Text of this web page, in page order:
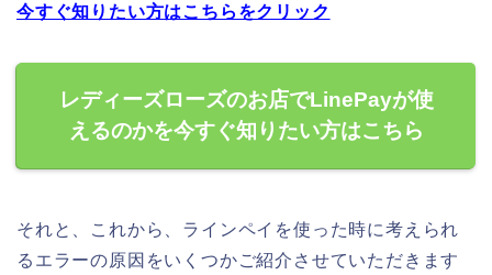
今すぐ知りたい方はこちらをクリック
レディーズローズのお店でLinePayが使
えるのかを今すぐ知りたい方はこちら
それと、これから、ラインペイを使った時に考えられ
るエラーの原因をいくつかご紹介させていただきます